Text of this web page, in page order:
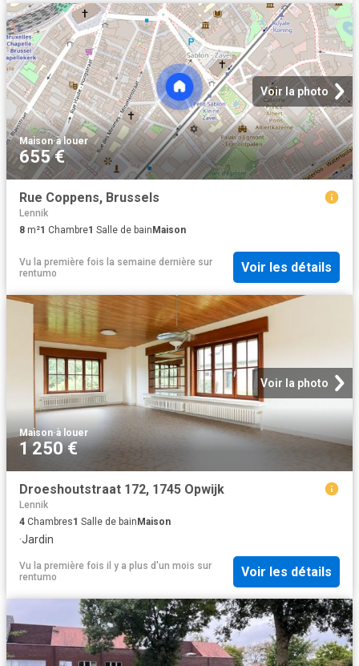
Voir la photo
Maison·à louer
655 €
Rue Coppens, Brussels
Lennik
8 m²1 Chambre1 Salle de bain Maison
Vu la première fois la semaine dernière sur
rentumo
Voir les détails
Voir la photo
Maison·à louer
1 250 €
Droeshoutstraat 172, 1745 Opwijk
Lennik
4 Chambres1 Salle de bainMaison
·Jardin
Vu la première fois il y a plus d'un mois sur
rentumo
Voir les détails